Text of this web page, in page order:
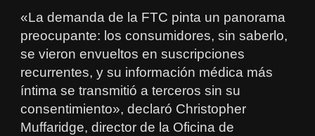
«La demanda de la FTC pinta un panorama
preocupante: los consumidores, sin saberlo,
se vieron envueltos en suscripciones
recurrentes, y su información médica más
íntima se transmitió a terceros sin su
consentimiento», declaró Christopher
Muffaridge, director de la Oficina de